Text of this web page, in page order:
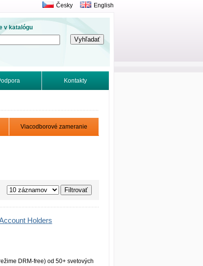
v katalógu
Česky English
Kontakty
Viacodborové zameranie
Holders
DRM-free) od 50+ svetových